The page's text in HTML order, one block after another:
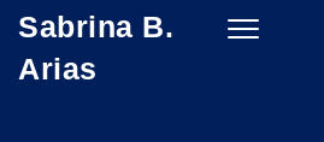
Skip to content
Sabrina B.
Arias
Toggle